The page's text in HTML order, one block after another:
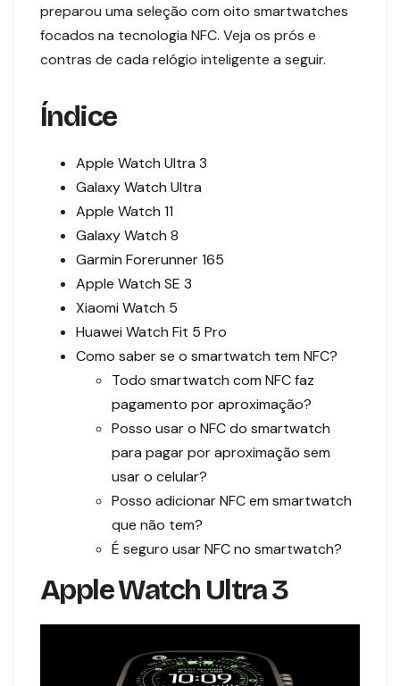
preparou uma seleção com oito smartwatches
focados na tecnologia NFC. Veja os prós e
contras de cada relógio inteligente a seguir.
Índice
Apple Watch Ultra 3
Galaxy Watch Ultra
Apple Watch 11
Galaxy Watch 8
Garmin Forerunner 165
Apple Watch SE 3
Xiaomi Watch 5
Huawei Watch Fit 5 Pro
Como saber se o smartwatch tem NFC?
Todo smartwatch com NFC faz
pagamento por aproximação?
Posso usar o NFC do smartwatch
para pagar por aproximação sem
usar o celular?
Posso adicionar NFC em smartwatch
que não tem?
É seguro usar NFC no smartwatch?
Apple Watch Ultra 3